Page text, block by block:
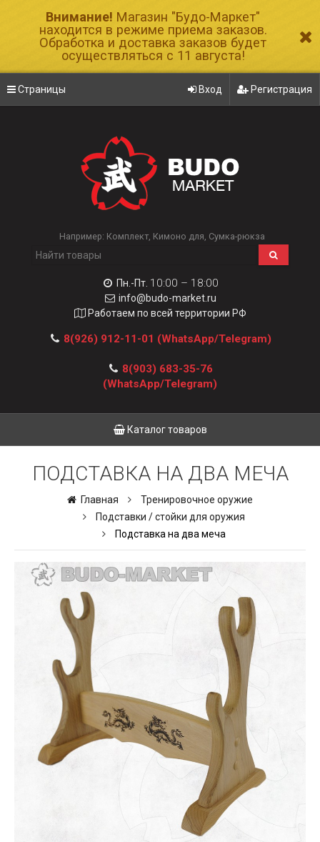
Внимание! Магазин "Будо-Маркет"
находится в режиме приема заказов.
Обработка и доставка заказов будет
осуществляться с 11 августа!
Страницы Вход Регистрация
Например: Комплект Кимоно для Сумка-рюкза
Пн.-Пт. 10:00 – 18:00
info@budo-market.ru
Работаем по всей территории РФ
8(926) 912-11-01 (WhatsApp/Telegram)
8(903) 683-35-76
(WhatsApp/Telegram)
Каталог товаров
ПОДСТАВКА НА ДВА МЕЧА
Главная
Тренировочное оружие
Подставки / стойки для оружия
Подставка на два меча